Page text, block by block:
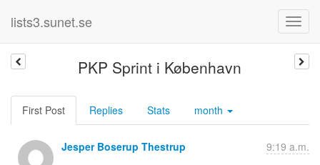
lists3.sunet.se
PKP Sprint i København
First Post Replies Stats month
Jesper Boserup Thestrup 9:19 a.m.